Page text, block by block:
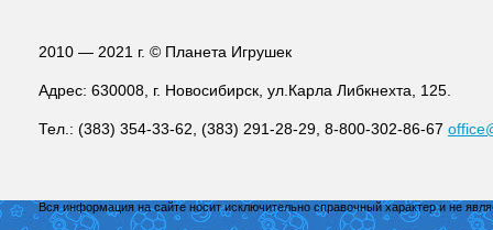
2010 — 2021 г. © Планета Игрушек
Адрес: 630008, г. Новосибирск, ул.Карла Либкнехта, 125.
Тел.: (383) 354-33-62, (383) 291-28-29, 8-800-302-86-67
Вся информация на сайте носит исключительно справочный характер и не